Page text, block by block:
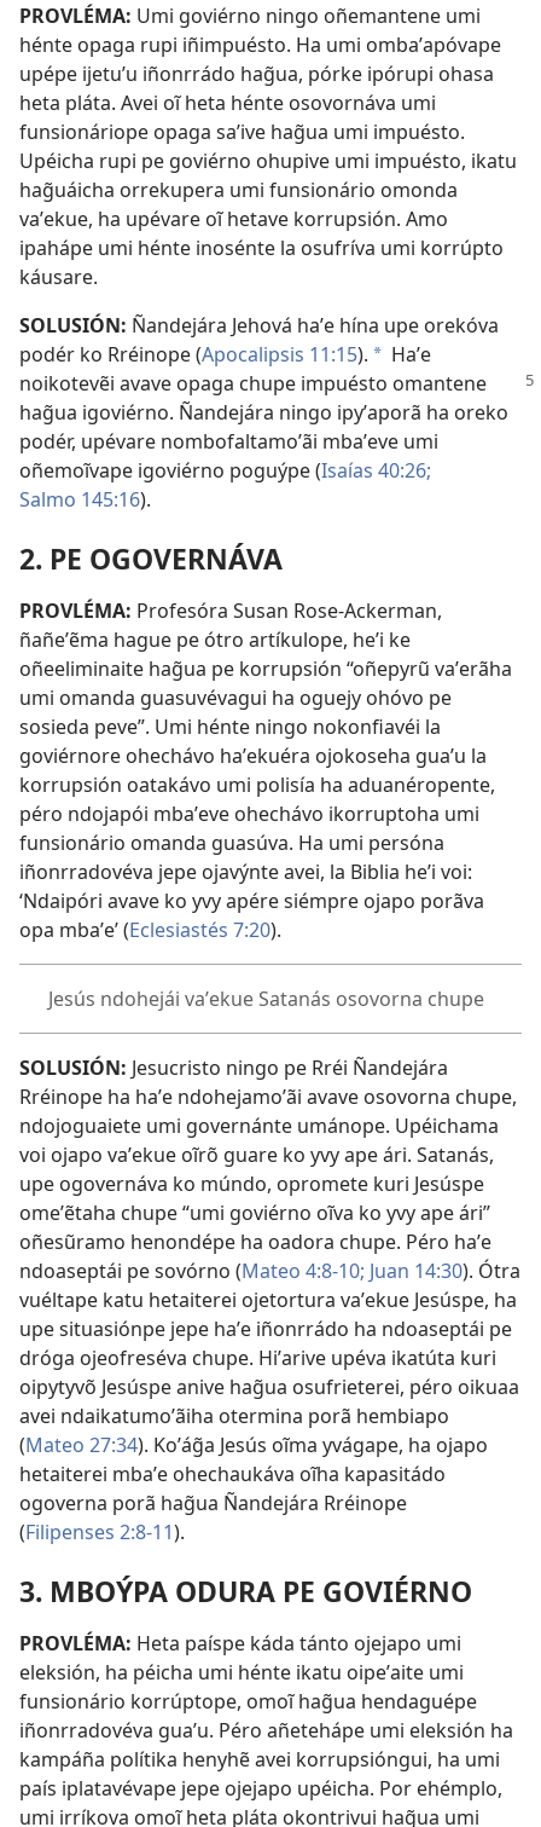
PROVLÉMA: Umi goviérno ningo oñemantene umi
hénte opaga rupi iñimpuésto. Ha umi ombaʼapóvape
upépe ijetuʼu iñonrrádo hag̃ua, pórke ipórupi ohasa
heta pláta. Avei oĩ heta hénte osovornáva umi
funsionáriope opaga saʼive hag̃ua umi impuésto.
Upéicha rupi pe goviérno ohupive umi impuésto, ikatu
hag̃uáicha orrekupera umi funsionário omonda
vaʼekue, ha upévare oĩ hetave korrupsión. Amo
ipahápe umi hénte inosénte la osufríva umi korrúpto
káusare.
SOLUSIÓN: Ñandejára Jehová haʼe hína upe orekóva
podér ko Rréinope (Apocalipsis 11:15). * Haʼe
noikotevẽi avave opaga chupe impuésto omantene
hag̃ua igoviérno. Ñandejára ningo ipyʼaporã ha oreko
podér, upévare nombofaltamoʼãi mbaʼeve umi
oñemoĩvape igoviérno poguýpe (Isaías 40:26;
Salmo 145:16).
2. PE OGOVERNÁVA
PROVLÉMA: Profesóra Susan Rose-Ackerman,
ñañeʼẽma hague pe ótro artíkulope, heʼi ke
oñeeliminaite hag̃ua pe korrupsión “oñepyrũ vaʼerãha
umi omanda guasuvévagui ha oguejy ohóvo pe
sosieda peve”. Umi hénte ningo nokonfiavéi la
goviérnore ohechávo haʼekuéra ojokoseha guaʼu la
korrupsión oatakávo umi polisía ha aduanéropente,
péro ndojapói mbaʼeve ohechávo ikorruptoha umi
funsionário omanda guasúva. Ha umi persóna
iñonrradovéva jepe ojavýnte avei, la Biblia heʼi voi:
‘Ndaipóri avave ko yvy apére siémpre ojapo porãva
opa mbaʼe’ (Eclesiastés 7:20).
Jesús ndohejái vaʼekue Satanás osovorna chupe
SOLUSIÓN: Jesucristo ningo pe Rréi Ñandejára
Rréinope ha haʼe ndohejamoʼãi avave osovorna chupe,
ndojoguaiete umi governánte umánope. Upéichama
voi ojapo vaʼekue oĩrõ guare ko yvy ape ári. Satanás,
upe ogovernáva ko múndo, opromete kuri Jesúspe
omeʼẽtaha chupe “umi goviérno oĩva ko yvy ape ári”
oñesũramo henondépe ha oadora chupe. Péro haʼe
ndoaseptái pe sovórno (Mateo 4:8-10; Juan 14:30). Ótra
vuéltape katu hetaiterei ojetortura vaʼekue Jesúspe, ha
upe situasiónpe jepe haʼe iñonrrádo ha ndoaseptái pe
dróga ojeofreséva chupe. Hiʼarive upéva ikatúta kuri
oipytyvõ Jesúspe anive hag̃ua osufrieterei, péro oikuaa
avei ndaikatumoʼãiha otermina porã hembiapo
(Mateo 27:34). Koʼág̃a Jesús oĩma yvágape, ha ojapo
hetaiterei mbaʼe ohechaukáva oĩha kapasitádo
ogoverna porã hag̃ua Ñandejára Rréinope
(Filipenses 2:8-11).
3. MBOÝPA ODURA PE GOVIÉRNO
PROVLÉMA: Heta paíspe káda tánto ojejapo umi
eleksión, ha péicha umi hénte ikatu oipeʼaite umi
funsionário korrúptope, omoĩ hag̃ua hendaguépe
iñonrradovéva guaʼu. Péro añetehápe umi eleksión ha
kampáña polítika henyhẽ avei korrupsióngui, ha umi
país iplatavévape jepe ojejapo upéicha. Por ehémplo,
umi irríkova omoĩ heta pláta okontrivui hag̃ua umi